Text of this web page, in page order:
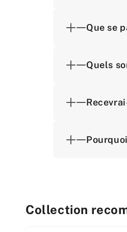
Que se
Quels
Collection